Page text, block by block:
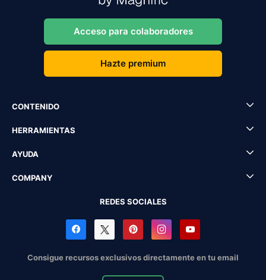
Acceso para colaboradores
Hazte premium
CONTENIDO
HERRAMIENTAS
AYUDA
COMPANY
REDES SOCIALES
Consigue recursos exclusivos directamente en tu email